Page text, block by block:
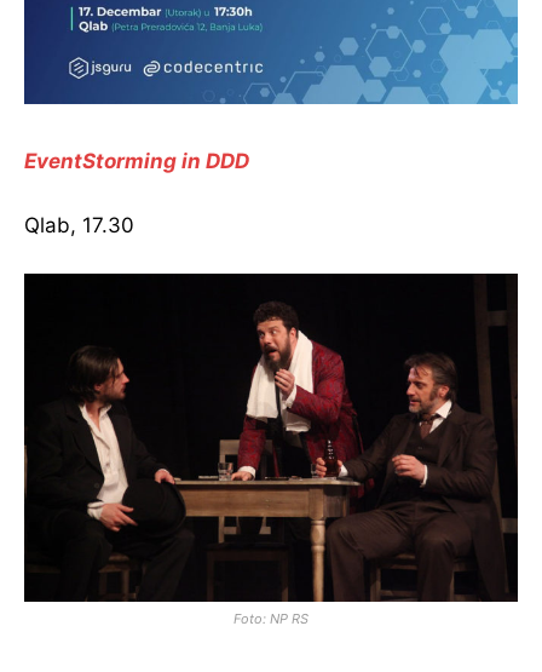
EventStorming in DDD
Qlab, 17.30
Foto: NP RS